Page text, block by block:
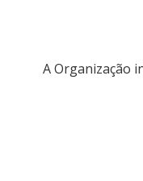
A Organização